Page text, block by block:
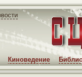
Киноведение